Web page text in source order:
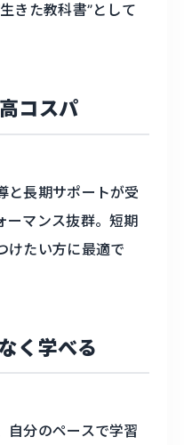
きた教科書”として
コスパ
と長期サポートが受
ーマンス抜群。短期
けたい方に最適で
く学べる
自分のペースで学習